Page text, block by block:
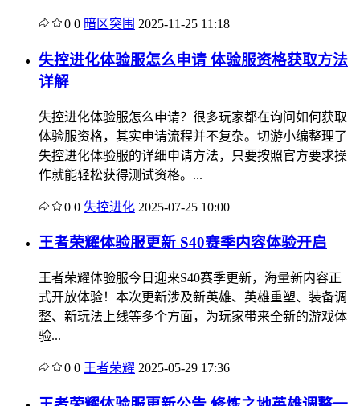
0 0 暗区突围 2025-11-25 11:18
失控进化体验服怎么申请 体验服资格获取方法
详解
失控进化体验服怎么申请？很多玩家都在询问如何获取
体验服资格，其实申请流程并不复杂。切游小编整理了
失控进化体验服的详细申请方法，只要按照官方要求操
作就能轻松获得测试资格。...
0 0 失控进化 2025-07-25 10:00
王者荣耀体验服更新 S40赛季内容体验开启
王者荣耀体验服今日迎来S40赛季更新，海量新内容正
式开放体验！本次更新涉及新英雄、英雄重塑、装备调
整、新玩法上线等多个方面，为玩家带来全新的游戏体
验...
0 0 王者荣耀 2025-05-29 17:36